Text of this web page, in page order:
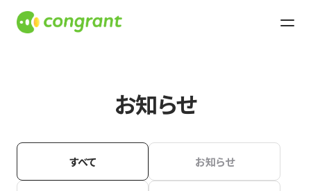
お知らせ
すべて お知らせ